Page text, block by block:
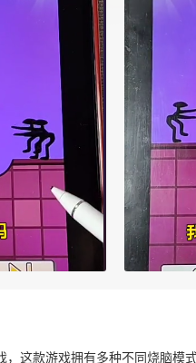
，这款游戏拥有多种不同烧脑模